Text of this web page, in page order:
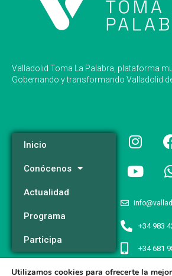
Valladolid Toma La Palabra, plataforma
Gobernando y transformando Valladolid
Inicio
Conócenos
Actualidad
Programa
Participa
+34 983
+34 681
Utilizamos cookies para ofrecerte la